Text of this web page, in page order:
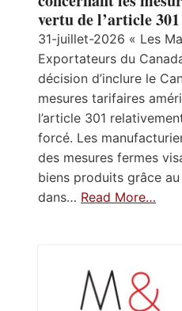
vertu de l’article 301
31-juillet-2026 « Les
Exportateurs du
décision d’inclure le
mesures tarifaires
l’article 301
forcé. Les
des mesures fermes
biens produits grâce
dans… Read More…